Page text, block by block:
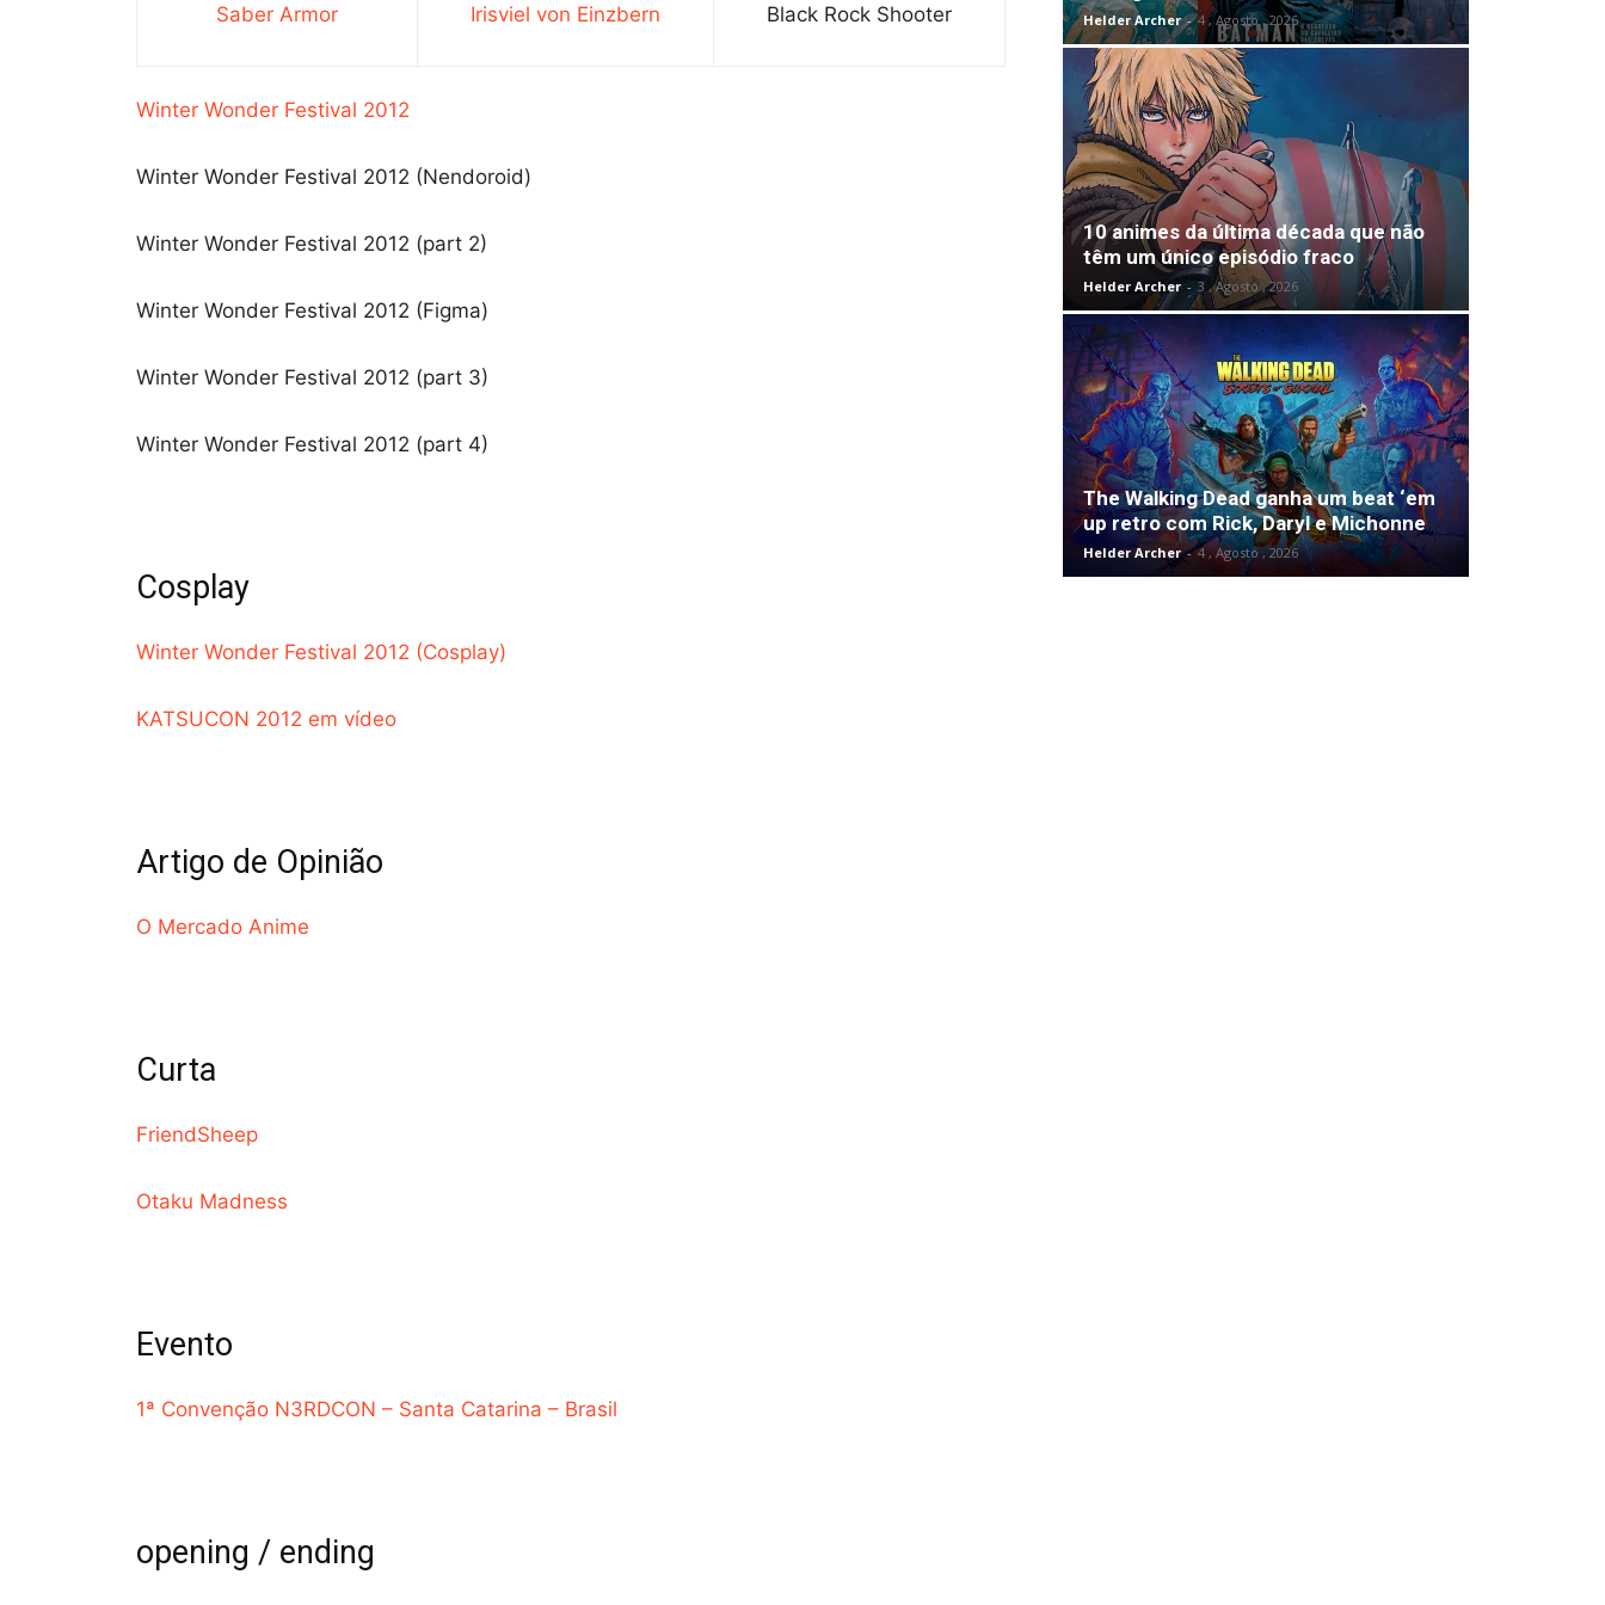
Saber Armor Irisviel von Einzbern Black Rock Shooter
Winter Wonder Festival 2012
Winter Wonder Festival 2012 (Nendoroid)
Winter Wonder Festival 2012 (part 2)
Winter Wonder Festival 2012 (Figma)
Winter Wonder Festival 2012 (part 3)
Winter Wonder Festival 2012 (part 4)
Cosplay
Winter Wonder Festival 2012 (Cosplay)
KATSUCON 2012 em vídeo
Artigo de Opinião
O Mercado Anime
Curta
FriendSheep
Otaku Madness
Evento
1ª Convenção N3RDCON – Santa Catarina – Brasil
opening / ending
Helder Archer - 4 , Agosto , 2026
10 animes da última década que não
têm um único episódio fraco
Helder Archer - 3 , Agosto , 2026
The Walking Dead ganha um beat ‘em
up retro com Rick, Daryl e Michonne
Helder Archer - 4 , Agosto , 2026